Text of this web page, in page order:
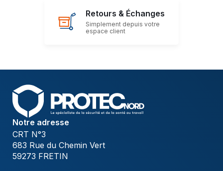
Retours & Échanges
Simplement depuis votre
espace client
Notre adresse
CRT N°3
683 Rue du Chemin Vert
59273 FRETIN